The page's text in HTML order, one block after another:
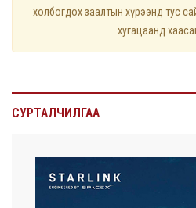
холбогдох заалтын хүрээнд тус
хугацаанд
СУРТАЛЧИЛГАА